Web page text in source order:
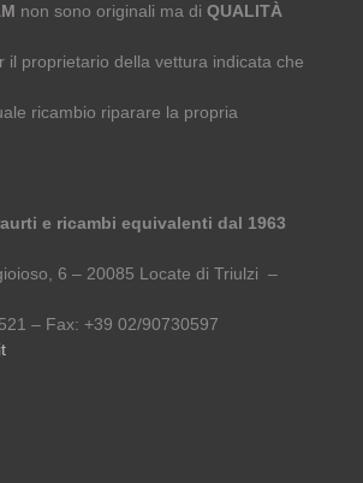
non sono originali ma di QUALITÀ
il proprietario della vettura indicata che
ricambio riparare la propria
e ricambi equivalenti dal 1963
6 – 20085 Locate di Triulzi –
– Fax: +39 02/90730597